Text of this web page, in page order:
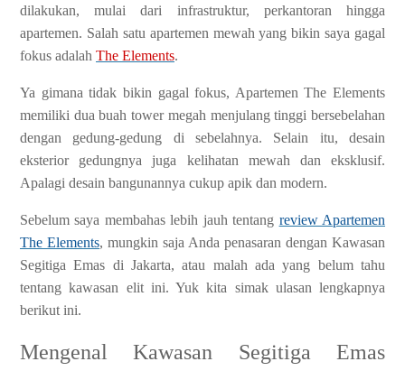
dilakukan, mulai dari infrastruktur, perkantoran hingga
apartemen. Salah satu apartemen mewah yang bikin saya gagal
fokus adalah The Elements.
Ya gimana tidak bikin gagal fokus, Apartemen The Elements
memiliki dua buah tower megah menjulang tinggi bersebelahan
dengan gedung-gedung di sebelahnya. Selain itu, desain
eksterior gedungnya juga kelihatan mewah dan eksklusif.
Apalagi desain bangunannya cukup apik dan modern.
Sebelum saya membahas lebih jauh tentang review Apartemen
The Elements, mungkin saja Anda penasaran dengan Kawasan
Segitiga Emas di Jakarta, atau malah ada yang belum tahu
tentang kawasan elit ini. Yuk kita simak ulasan lengkapnya
berikut ini.
Mengenal Kawasan Segitiga Emas